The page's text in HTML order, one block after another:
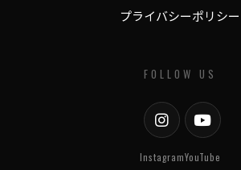
プライバシーポリシー
FOLLOW US
InstagramYouTube